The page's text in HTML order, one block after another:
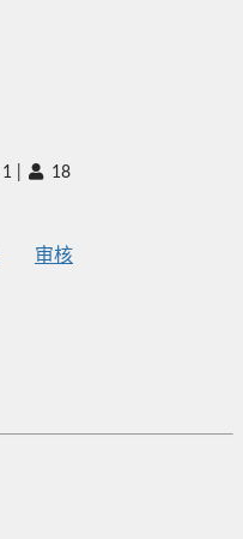
1 18
审核